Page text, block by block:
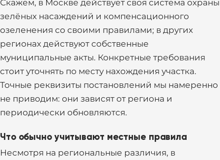
Скажем, в Москве действует своя система охраны
зелёных насаждений и компенсационного
озеленения со своими правилами; в других
регионах действуют собственные
муниципальные акты. Конкретные требования
стоит уточнять по месту нахождения участка.
Точные реквизиты постановлений мы намеренно
не приводим: они зависят от региона и
периодически обновляются.
Что обычно учитывают местные правила
Несмотря на региональные различия, в